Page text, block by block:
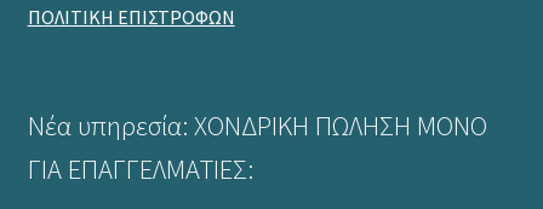
ΠΟΛΙΤΙΚΗ ΕΠΙΣΤΡΟΦΩΝ
Νέα υπηρεσία: ΧΟΝΔΡΙΚΗ ΠΩΛΗΣΗ ΜΟΝΟ
ΓΙΑ ΕΠΑΓΓΕΛΜΑΤΙΕΣ: